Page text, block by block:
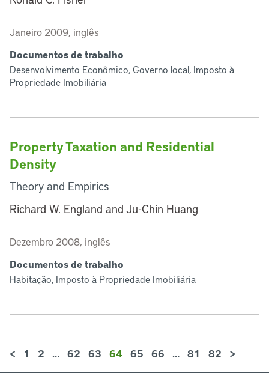
Janeiro 2009, inglês
Documentos de trabalho
Desenvolvimento Econômico, Governo local, Imposto à
Propriedade Imobiliária
Property Taxation and Residential
Density
Theory and Empirics
Richard W. England and Ju-Chin Huang
Dezembro 2008, inglês
Documentos de trabalho
Habitação, Imposto à Propriedade Imobiliária
< 1 2 … 62 63 64 65 66 … 81 82 >